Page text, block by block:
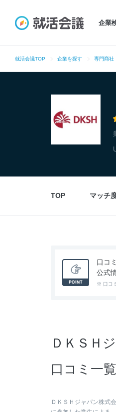
企業
就活会議TOP 企業を探す 専門商社
TOP マッチ
口コ
公式
※ 口コ
ＤＫＳＨ
口コミ一
ＤＫＳＨジャパン株式